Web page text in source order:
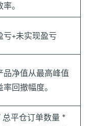
。
+未实现盈亏
品净值从最高峰值
回撤幅度。
平仓订单数量 *